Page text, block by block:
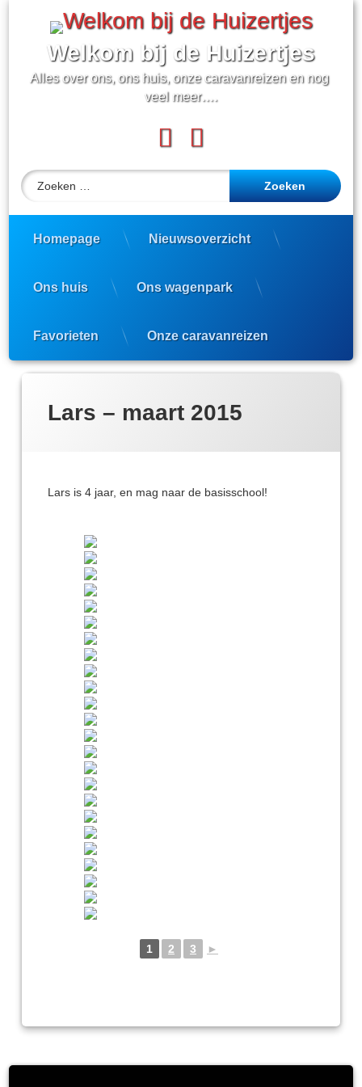
Welkom bij de Huizertjes
Alles over ons, ons huis, onze caravanreizen en nog
veel meer….
Facebook
Zoeken naar:
Homepage Nieuwsoverzicht
Ons huis Ons wagenpark
Favorieten Onze caravanreizen
Lars – maart 2015
Lars is 4 jaar, en mag naar de basisschool!
1 2 3 ►